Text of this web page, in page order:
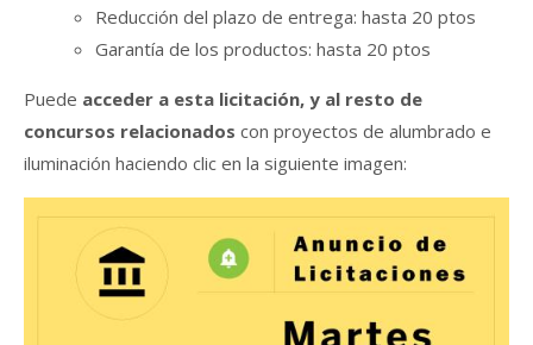
Reducción del plazo de entrega: hasta 20 ptos
Garantía de los productos: hasta 20 ptos
Puede acceder a esta licitación, y al resto de
concursos relacionados con proyectos de alumbrado e
iluminación haciendo clic en la siguiente imagen: